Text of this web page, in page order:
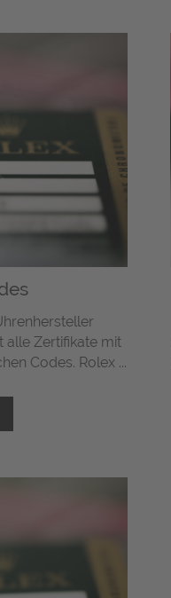
alle Zertifikate mit
Codes. Rolex ...